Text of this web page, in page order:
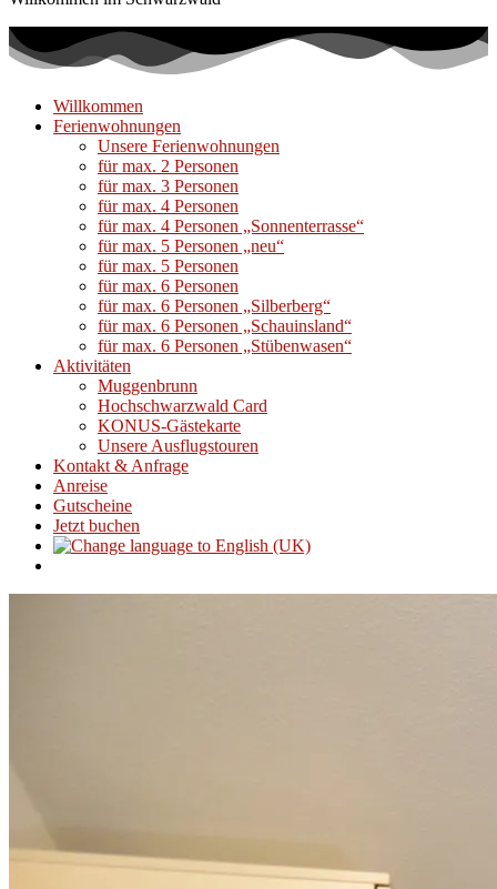
Willkommen
Ferienwohnungen
Unsere Ferienwohnungen
für max. 2 Personen
für max. 3 Personen
für max. 4 Personen
für max. 4 Personen „Sonnenterrasse“
für max. 5 Personen „neu“
für max. 5 Personen
für max. 6 Personen
für max. 6 Personen „Silberberg“
für max. 6 Personen „Schauinsland“
für max. 6 Personen „Stübenwasen“
Aktivitäten
Muggenbrunn
Hochschwarzwald Card
KONUS-Gästekarte
Unsere Ausflugstouren
Kontakt & Anfrage
Anreise
Gutscheine
Jetzt buchen